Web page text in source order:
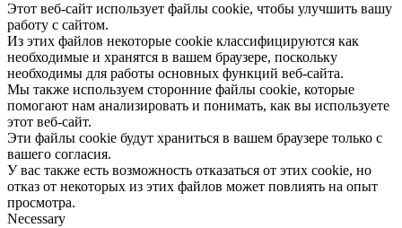
Этот веб-сайт использует файлы cookie, чтобы улучшить вашу
работу с сайтом.
Из этих файлов некоторые cookie классифицируются как
необходимые и хранятся в вашем браузере, поскольку
необходимы для работы основных функций веб-сайта.
Мы также используем сторонние файлы cookie, которые
помогают нам анализировать и понимать, как вы используете
этот веб-сайт.
Эти файлы cookie будут храниться в вашем браузере только с
вашего согласия.
У вас также есть возможность отказаться от этих cookie, но
отказ от некоторых из этих файлов может повлиять на опыт
просмотра.
Necessary